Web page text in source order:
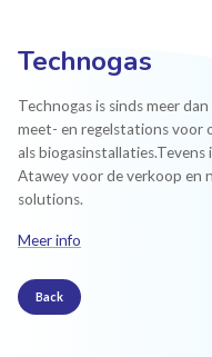
Technogas
Technogas is sinds meer
meet- en regelstations voor
als
Atawey voor de verkoop en
solutions.
Meer info
Back